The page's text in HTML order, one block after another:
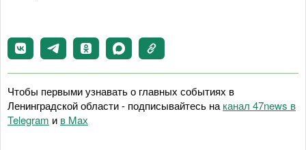
Чтобы первыми узнавать о главных событиях в
Ленинградской области - подписывайтесь на канал 47news в
Telegram и в Maх